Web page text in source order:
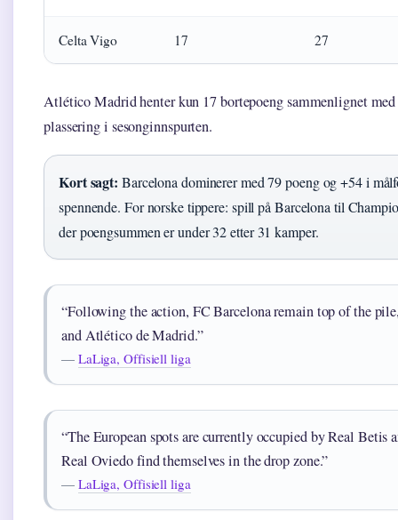
Celta Vigo 17 27
Atlético Madrid henter kun 17 bortepoeng sammenlignet
plassering i sesonginnspurten.
Kort sagt: Barcelona dominerer med 79 poeng og +54 i
spennende. For norske tippere: spill på Barcelona til
der poengsummen er under 32 etter 31 kamper.
“Following the action, FC Barcelona remain top of the
and Atlético de Madrid.”
— LaLiga, Offisiell liga
“The European spots are currently occupied by Real
Real Oviedo find themselves in the drop zone.”
— LaLiga, Offisiell liga